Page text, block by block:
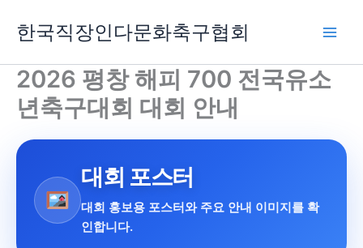
로
한국직장인다문화축구협회
2026 평창 해피 700 전국유소
년축구대회 대회 안내
대회 포스터
대회 홍보용 포스터와 주요 안내 이미지를 확
인합니다.